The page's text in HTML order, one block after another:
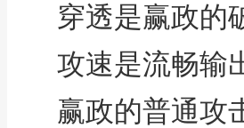
穿透是赢政的
攻速是流畅输
赢政的普通攻